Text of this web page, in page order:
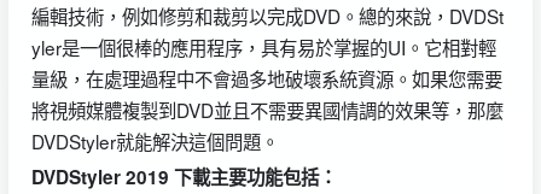
編輯技術，例如修剪和裁剪以完成DVD。總的來說，DVDSt
yler是一個很棒的應用程序，具有易於掌握的UI。它相對輕
量級，在處理過程中不會過多地破壞系統資源。如果您需要
將視頻媒體複製到DVD並且不需要異國情調的效果等，那麼
DVDStyler就能解決這個問題。
DVDStyler 2019 下載主要功能包括：